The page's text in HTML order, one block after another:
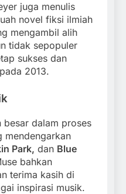
juga menulis
novel fiksi ilmiah
mengambil alih
tidak sepopuler
sukses dan
2013.
besar dalam proses
mendengarkan
Park, dan Blue
bahkan
terima kasih di
inspirasi musik.